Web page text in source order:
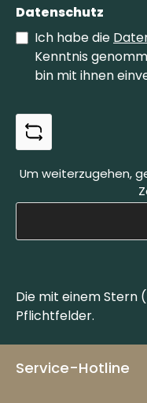
Datenschutz
Ich habe die
Kenntnis
bin mit ihnen
Um weiterzugehen,
Die mit einem Stern
Pflichtfelder.
Service-Hotline